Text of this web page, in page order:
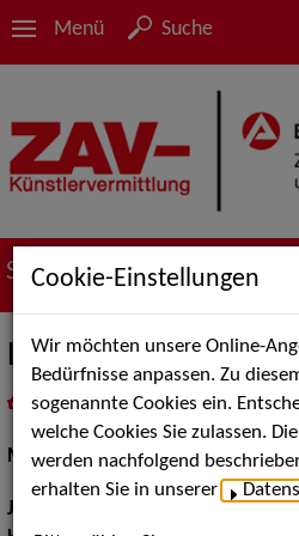
Menü Suche
Suche nach Künstler*innen
Louis M.
inMeine Merklistelegen
Models / Werbung:Fotomodell
Jahrgang:
Cookie-Einstellungen
Wir möchten unsere Online-
Bedürfnisse anpassen. Zu
sogenannte Cookies ein.
welche Cookies Sie zulassen.
werden nachfolgend
erhalten Sie in unserer